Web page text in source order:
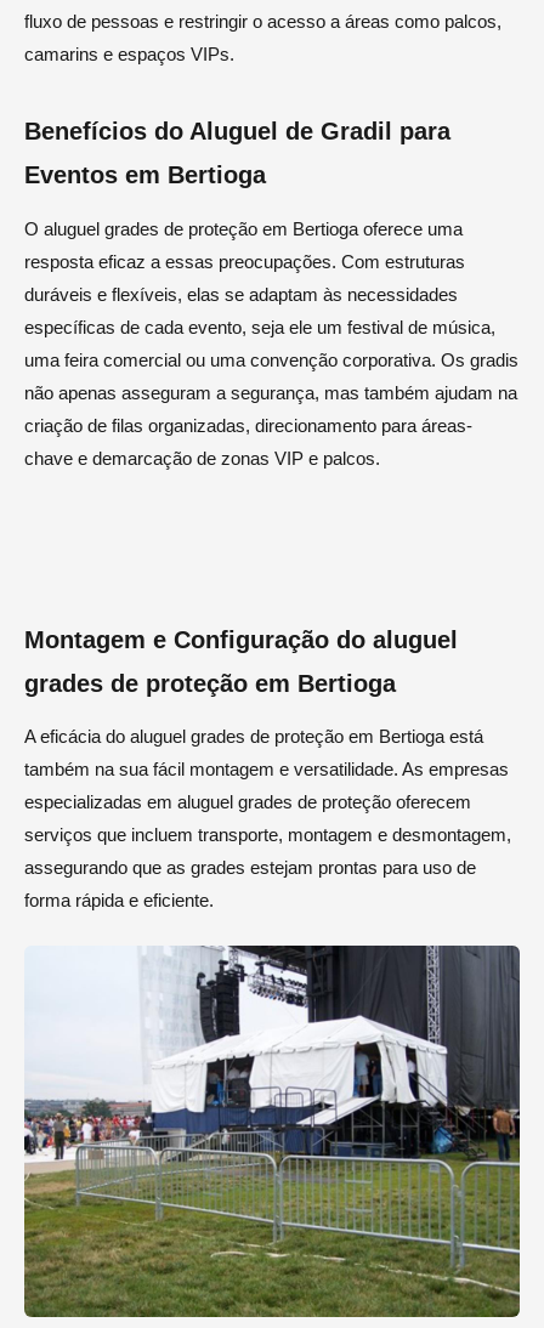
fluxo de pessoas e restringir o acesso a áreas como palcos,
camarins e espaços VIPs.
Benefícios do Aluguel de Gradil para
Eventos em Bertioga
O aluguel grades de proteção em Bertioga oferece uma
resposta eficaz a essas preocupações. Com estruturas
duráveis e flexíveis, elas se adaptam às necessidades
específicas de cada evento, seja ele um festival de música,
uma feira comercial ou uma convenção corporativa. Os gradis
não apenas asseguram a segurança, mas também ajudam na
criação de filas organizadas, direcionamento para áreas-
chave e demarcação de zonas VIP e palcos.
Montagem e Configuração do aluguel
grades de proteção em Bertioga
A eficácia do aluguel grades de proteção em Bertioga está
também na sua fácil montagem e versatilidade. As empresas
especializadas em aluguel grades de proteção oferecem
serviços que incluem transporte, montagem e desmontagem,
assegurando que as grades estejam prontas para uso de
forma rápida e eficiente.